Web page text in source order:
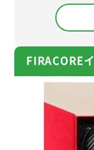
FIRACORE